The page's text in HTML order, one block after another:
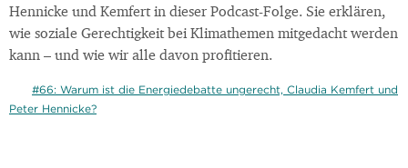
Hennicke und Kemfert in dieser Podcast-Folge. Sie erklären,
wie soziale Gerechtigkeit bei Klimathemen mitgedacht werden
kann – und wie wir alle davon profitieren.
#66: Warum ist die Energiedebatte ungerecht, Claudia Kemfert und
Peter Hennicke?